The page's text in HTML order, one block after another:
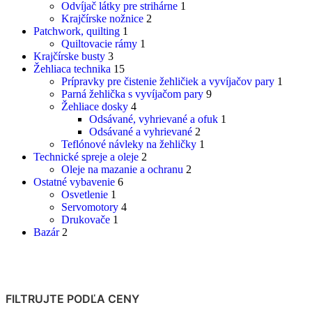
Odvíjač látky pre strihárne 1
Krajčírske nožnice 2
Patchwork, quilting 1
Quiltovacie rámy 1
Krajčírske busty 3
Žehliaca technika 15
Prípravky pre čistenie žehličiek a vyvíjačov pary 1
Parná žehlička s vyvíjačom pary 9
Žehliace dosky 4
Odsávané, vyhrievané a ofuk 1
Odsávané a vyhrievané 2
Teflónové návleky na žehličky 1
Technické spreje a oleje 2
Oleje na mazanie a ochranu 2
Ostatné vybavenie 6
Osvetlenie 1
Servomotory 4
Drukovače 1
Bazár 2
FILTRUJTE PODĽA CENY